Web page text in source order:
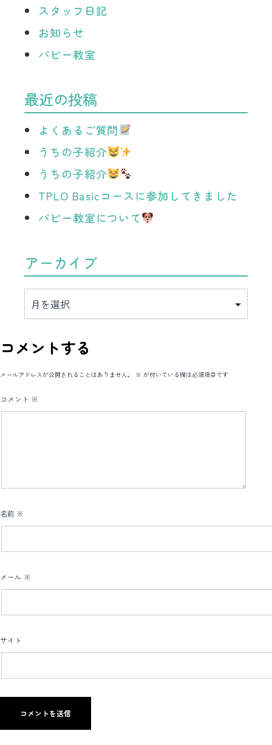
スタッフ日記
お知らせ
パピー教室
最近の投稿
よくあるご質問
うちの子紹介
うちの子紹介
TPLO Basicコースに参加してきました
パピー教室について
アーカイブ
イ
コメントする
メールアドレスが公開されることはありません。 ※ が付いている欄は必須項目です
コメント ※
名前 ※
メール ※
サイト